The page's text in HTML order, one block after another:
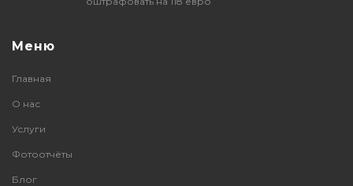
Меню
Главная
О нас
Услуги
Фотоотчёты
Блог